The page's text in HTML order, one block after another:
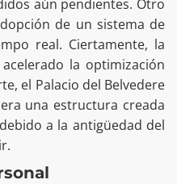
aún pendientes. Otro
de un sistema de
real. Ciertamente, la
la optimización
el Palacio del Belvedere
una estructura creada
a la antigüedad del